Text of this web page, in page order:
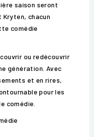
saison seront
chacun
comédie
ou redécouvrir
génération. Avec
et en rires,
pour les
comédie.